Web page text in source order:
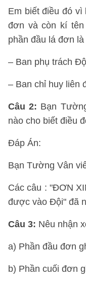
Em biết điều đó vì
đơn và còn kí
phần đầu lá đơn
– Ban phụ trách
– Ban chỉ huy liên
Câu 2: Bạn
nào cho biết điều
Đáp Án:
Bạn Tường Vân
Các câu : "ĐƠN
được vào Đội" đã
Câu 3: Nêu nhận
a) Phần đầu đơn
b) Phần cuối đơn